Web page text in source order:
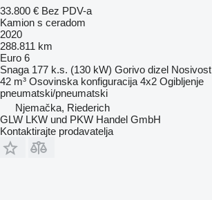
33.800 € Bez PDV-a
Kamion s ceradom
2020
288.811 km
Euro 6
Snaga 177 k.s. (130 kW) Gorivo dizel Nosivost
42 m³ Osovinska konfiguracija 4x2 Ogibljenje
pneumatski/pneumatski
Njemačka, Riederich
GLW LKW und PKW Handel GmbH
Kontaktirajte prodavatelja